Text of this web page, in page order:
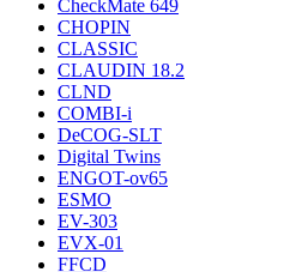
CheckMate 649
CHOPIN
CLASSIС
CLAUDIN 18.2
CLND
COMBI-i
DeCOG-SLT
Digital Twins
ENGOT-ov65
ESMO
EV-303
EVX-01
FFCD